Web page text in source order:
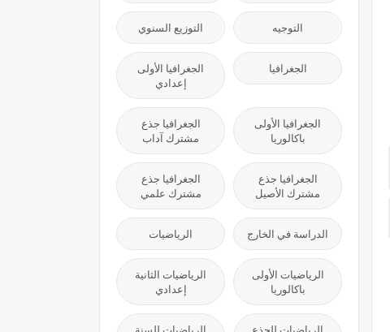
التوجيه التوزيع السنوي
الجغرافيا
الجغرافيا الأولى
إعدادي
الجغرافيا الأولى
باكالوريا
الجغرافيا جذع
مشترك آداب
الجغرافيا جذع
مشترك الأصيل
الجغرافيا جذع
مشترك علمي
الدراسة في الخارج الرياضيات
الرياضيات الأولى
باكالوريا
الرياضيات الثانية
إعدادي